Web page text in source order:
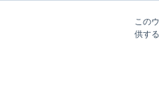
この
供す
スマテ